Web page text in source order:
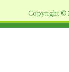
ン
Copyright ©